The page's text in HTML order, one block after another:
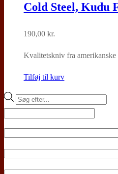
Cold Steel, Kudu
190,00 kr.
Kvalitetskniv fra amerikanske
Tilføj til kurv
Products